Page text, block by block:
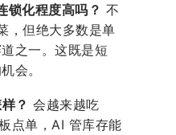
锁化程度高吗？ 不
，但绝大多数是单
之一。这既是短
会。
？ 会越来越吃
点单，AI 管库存能